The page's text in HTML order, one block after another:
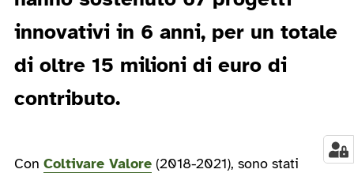
innovativi in 6 anni, per un totale
di oltre 15 milioni di euro di
contributo.
Con Coltivare Valore (2018-2021), sono stati